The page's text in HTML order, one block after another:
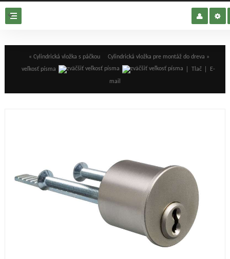
« Cylindrická vložka s páčkou
Cylindrická vložka pre montáž do dreva »
veľkosť písma
Tlač
E-
mail